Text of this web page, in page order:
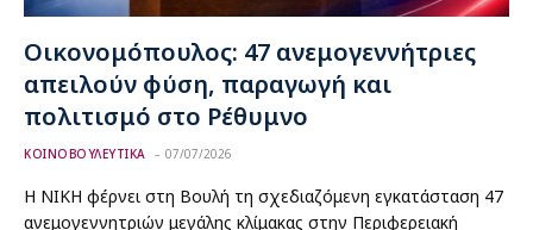
Οικονομόπουλος: 47 ανεμογεννήτριες
απειλούν φύση, παραγωγή και
πολιτισμό στο Ρέθυμνο
ΚΟΙΝΟΒΟΥΛΕΥΤΙΚΑ 07/07/2026
Η ΝΙΚΗ φέρνει στη Βουλή τη σχεδιαζόμενη εγκατάσταση 47
ανεμογεννητριών μεγάλης κλίμακας στην Περιφερειακή